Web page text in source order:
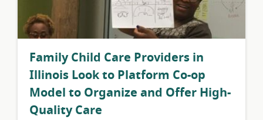
​Family Child Care Providers in
Illinois Look to Platform Co-op
Model to Organize and Offer High-
Quality Care